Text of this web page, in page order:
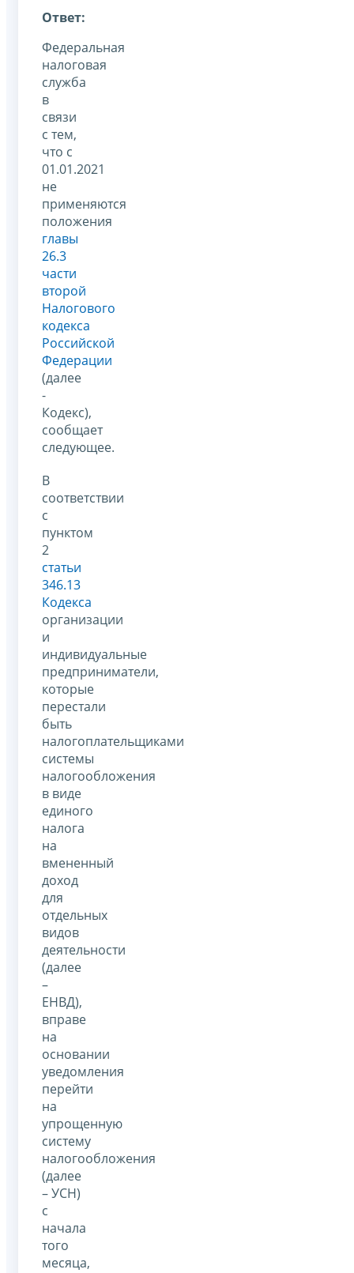
Ответ:
Федеральная
налоговая
служба
в
связи
с тем,
что с
01.01.2021
не
применяются
положения
главы
26.3
части
второй
Налогового
кодекса
Российской
Федерации
(далее
-
Кодекс),
сообщает
следующее.
В
соответствии
с
пунктом
2
статьи
346.13
Кодекса
организации
и
индивидуальные
предприниматели,
которые
перестали
быть
налогоплательщиками
системы
налогообложения
в виде
единого
налога
на
вмененный
доход
для
отдельных
видов
деятельности
(далее
–
ЕНВД),
вправе
на
основании
уведомления
перейти
на
упрощенную
систему
налогообложения
(далее
– УСН)
с
начала
того
месяца,